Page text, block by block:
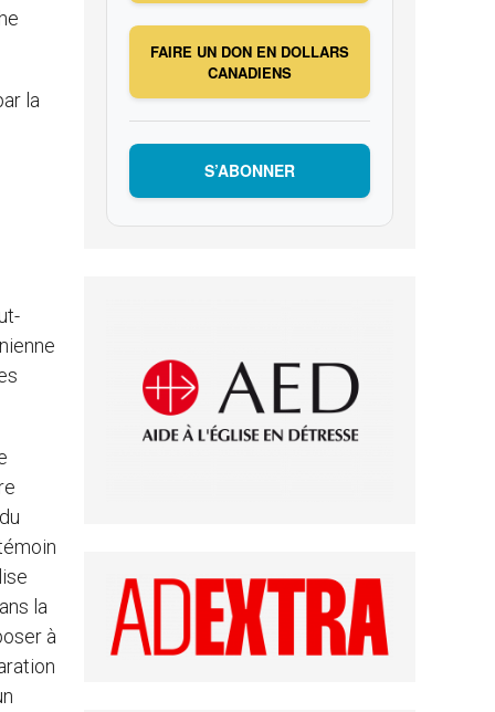
la
la
à
FAIRE UN DON EN DOLLARS
CANADIENS
S’ABONNER